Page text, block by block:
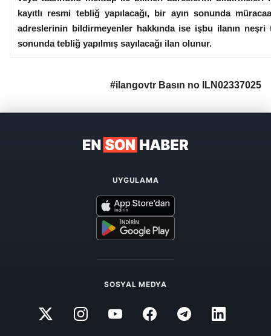
kayıtlı resmi tebliğ yapılacağı, bir ayın sonunda
adreslerinin bildirmeyenler hakkında ise işbu ilanın
sonunda tebliğ yapılmış sayılacağı ilan olunur.
#ilangovtr Basın no ILN02337025
UYGULAMA
SOSYAL MEDYA